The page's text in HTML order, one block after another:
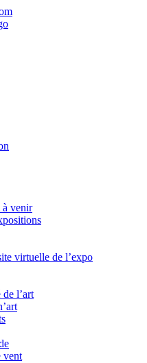
à venir
virtuelle de l’expo
l’art
vent